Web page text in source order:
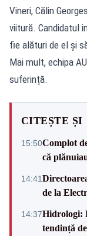
Vineri, Călin
viitură. Candidatul
fie alături de el și
Mai mult, echipa
suferință.
CITEȘTE ȘI
15:50Complot
că
14:41
de la
14:37Hidrologi:
tendință